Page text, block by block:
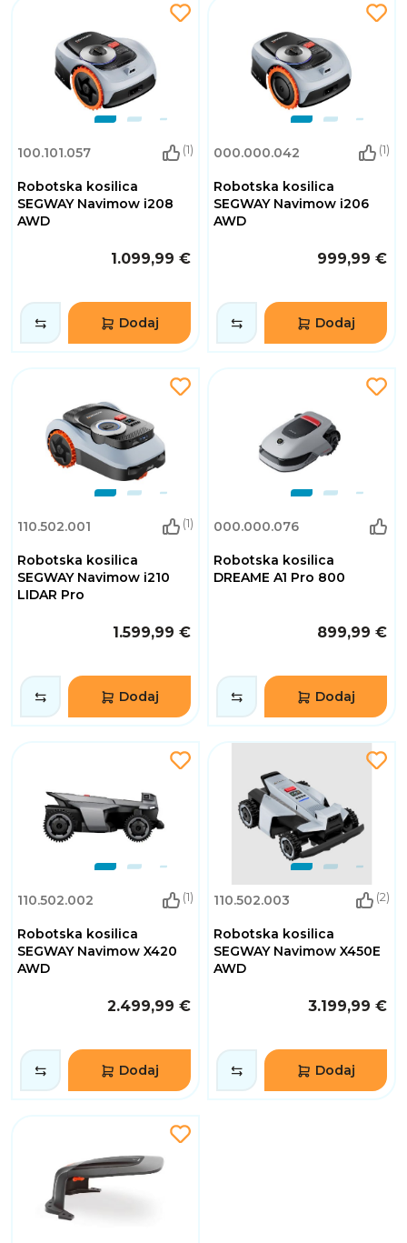
100.101.057 (1)
Robotska kosilica
SEGWAY Navimow i208
AWD
1.099,99 €
Dodaj
000.000.042 (1)
Robotska kosilica
SEGWAY Navimow i206
AWD
999,99 €
Dodaj
110.502.001 (1)
Robotska kosilica
SEGWAY Navimow i210
LIDAR Pro
1.599,99 €
Dodaj
000.000.076
Robotska kosilica
DREAME A1 Pro 800
899,99 €
Dodaj
110.502.002 (1)
Robotska kosilica
SEGWAY Navimow X420
AWD
2.499,99 €
Dodaj
110.502.003 (2)
Robotska kosilica
SEGWAY Navimow X450E
AWD
3.199,99 €
Dodaj